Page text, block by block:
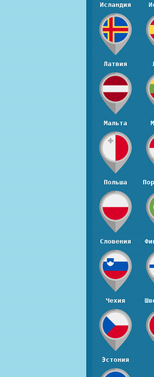
Исландия
Латвия
Мальта
Польша
Словения
Чехия
Эстония